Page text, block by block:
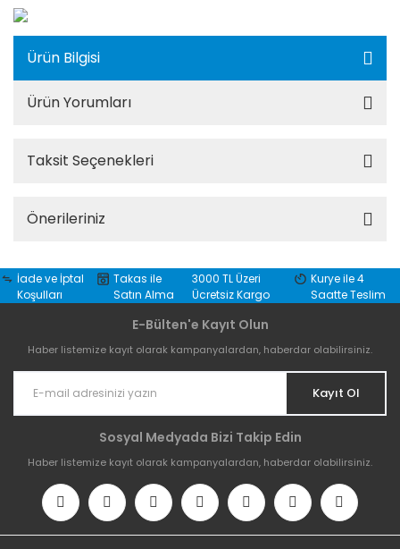
Ürün Bilgisi
Ürün Yorumları
Taksit Seçenekleri
Önerileriniz
İade ve İptal
Koşulları
Takas ile
Satın Alma
3000 TL Üzeri
Ücretsiz Kargo
Kurye ile 4
Saatte Teslim
E-Bülten'e Kayıt Olun
Haber listemize kayıt olarak kampanyalardan, haberdar olabilirsiniz.
Kayıt Ol
Sosyal Medyada Bizi Takip Edin
Haber listemize kayıt olarak kampanyalardan, haberdar olabilirsiniz.